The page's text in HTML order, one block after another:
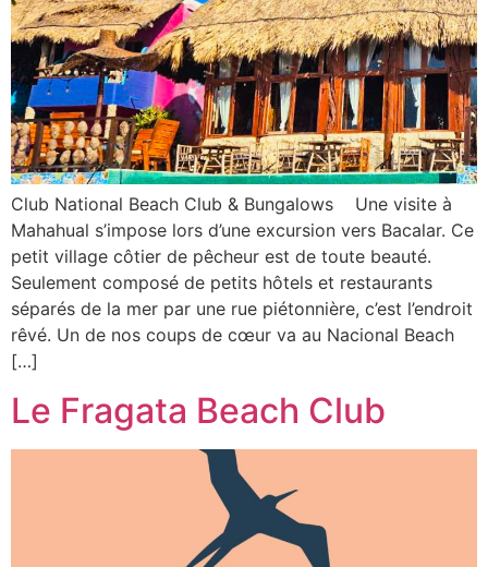
Club National Beach Club & Bungalows Une visite à
Mahahual s’impose lors d’une excursion vers Bacalar. Ce
petit village côtier de pêcheur est de toute beauté.
Seulement composé de petits hôtels et restaurants
séparés de la mer par une rue piétonnière, c’est l’endroit
rêvé. Un de nos coups de cœur va au Nacional Beach
[…]
Le Fragata Beach Club